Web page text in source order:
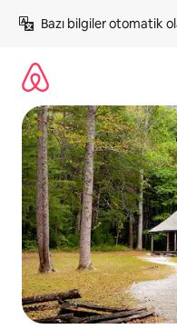
atla
Bazı bilgiler otomatik